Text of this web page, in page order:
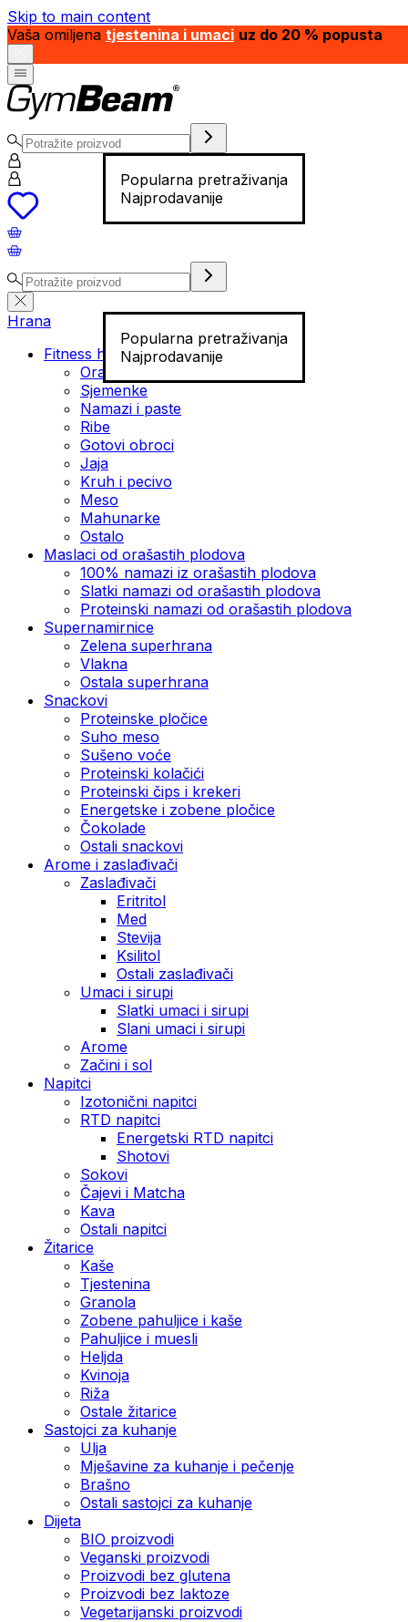
Skip to main content
Vaša omiljena tjestenina i umaci uz do 20 % popusta
Popularna pretraživanja
Najprodavanije
Popularna pretraživanja
Najprodavanije
Hrana
Fitness hrana
Orašasti plodovi
Sjemenke
Namazi i paste
Ribe
Gotovi obroci
Jaja
Kruh i pecivo
Meso
Mahunarke
Ostalo
Maslaci od orašastih plodova
100% namazi iz orašastih plodova
Slatki namazi od orašastih plodova
Proteinski namazi od orašastih plodova
Supernamirnice
Zelena superhrana
Vlakna
Ostala superhrana
Snackovi
Proteinske pločice
Suho meso
Sušeno voće
Proteinski kolačići
Proteinski čips i krekeri
Energetske i zobene pločice
Čokolade
Ostali snackovi
Arome i zaslađivači
Zaslađivači
Eritritol
Med
Stevija
Ksilitol
Ostali zaslađivači
Umaci i sirupi
Slatki umaci i sirupi
Slani umaci i sirupi
Arome
Začini i sol
Napitci
Izotonični napitci
RTD napitci
Energetski RTD napitci
Shotovi
Sokovi
Čajevi i Matcha
Kava
Ostali napitci
Žitarice
Kaše
Tjestenina
Granola
Zobene pahuljice i kaše
Pahuljice i muesli
Heljda
Kvinoja
Riža
Ostale žitarice
Sastojci za kuhanje
Ulja
Mješavine za kuhanje i pečenje
Brašno
Ostali sastojci za kuhanje
Dijeta
BIO proizvodi
Veganski proizvodi
Proizvodi bez glutena
Proizvodi bez laktoze
Vegetarijanski proizvodi